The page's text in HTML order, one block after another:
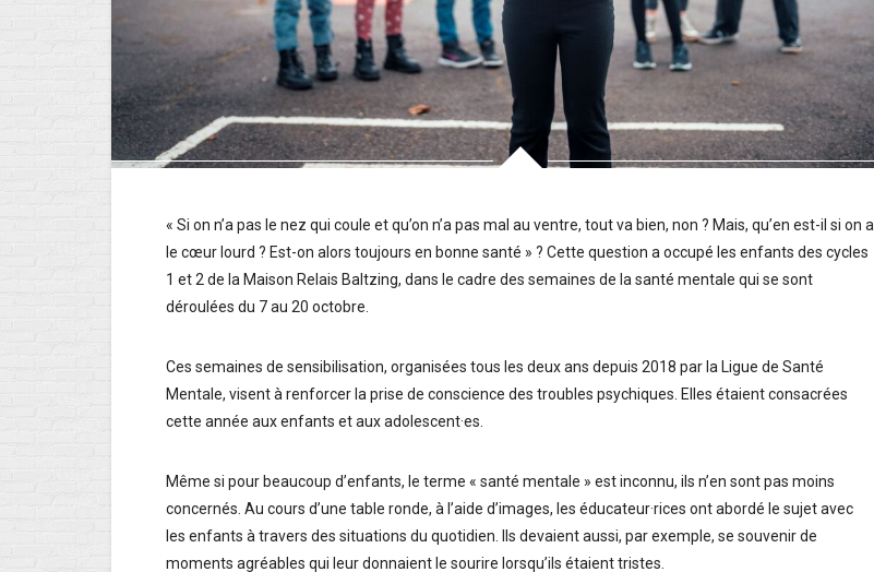
« Si on n’a pas le nez qui coule et qu’on n’a pas mal au ventre, tout va bien, non ? Mais, qu’en est-il si on a
le cœur lourd ? Est-on alors toujours en bonne santé » ? Cette question a occupé les enfants des cycles
1 et 2 de la Maison Relais Baltzing, dans le cadre des semaines de la santé mentale qui se sont
déroulées du 7 au 20 octobre.
Ces semaines de sensibilisation, organisées tous les deux ans depuis 2018 par la Ligue de Santé
Mentale, visent à renforcer la prise de conscience des troubles psychiques. Elles étaient consacrées
cette année aux enfants et aux adolescent·es.
Même si pour beaucoup d’enfants, le terme « santé mentale » est inconnu, ils n’en sont pas moins
concernés. Au cours d’une table ronde, à l’aide d’images, les éducateur·rices ont abordé le sujet avec
les enfants à travers des situations du quotidien. Ils devaient aussi, par exemple, se souvenir de
moments agréables qui leur donnaient le sourire lorsqu’ils étaient tristes.